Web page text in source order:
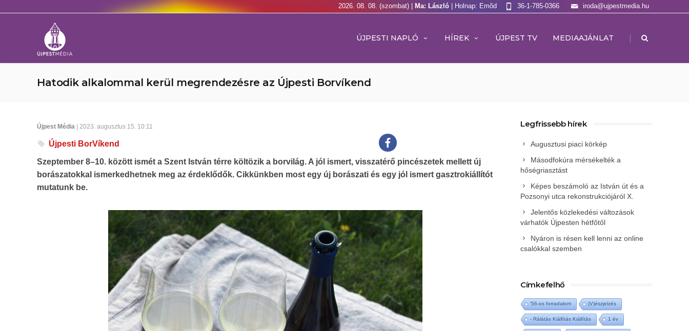
2026. 08. 08. (szombat) | Ma: László | Holnap: Emõd iroda@ujpestmedia.hu
36-1-785-0366
ÚJPESTI NAPLÓ HÍREK ÚJPEST TV MEDIAAJÁNLAT |
Hatodik alkalommal kerül megrendezésre az Újpesti Borvíkend
Újpest Média | 2023. augusztus 15. 10:11
Újpesti BorVíkend
Szeptember 8–10. között ismét a Szent István térre költözik a borvilág. A jól ismert, visszatérő pincészetek mellett új
borászatokkal ismerkedhetnek meg az érdeklődők. Cikkünkben most egy új borászati és egy jól ismert gasztrokiállítót
mutatunk be.
Legfrissebb hírek
Augusztusi piaci körkép
Másodfokúra mérsékelték a
hőségriasztást
Képes beszámoló az István út és a
Pozsonyi utca rekonstrukciójáról X.
Jelentős közlekedési változások
várhatók Újpesten hétfőtől
Nyáron is résen kell lenni az online
csalókkal szemben
Címkefelhő
'56-os forradalom (V)észjelzés
- Rálátás Kiállítás Kiállítás 1 év